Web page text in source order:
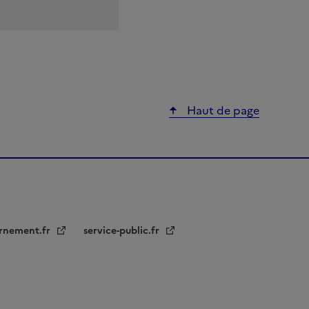
Haut de page
service-public.fr